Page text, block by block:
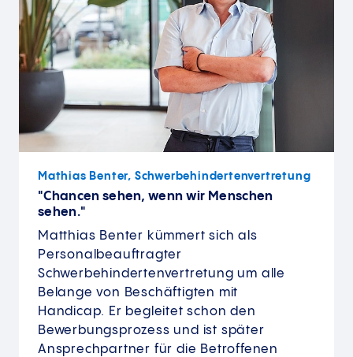
Mathias Benter, Schwer­behindertenvertretung
"Chancen sehen, wenn wir Menschen
sehen."
Matthias Benter kümmert sich als
Personalbeauftragter
Schwerbehindertenvertretung um alle
Belange von Beschäftigten mit
Handicap. Er begleitet schon den
Bewerbungsprozess und ist später
Ansprechpartner für die Betroffenen